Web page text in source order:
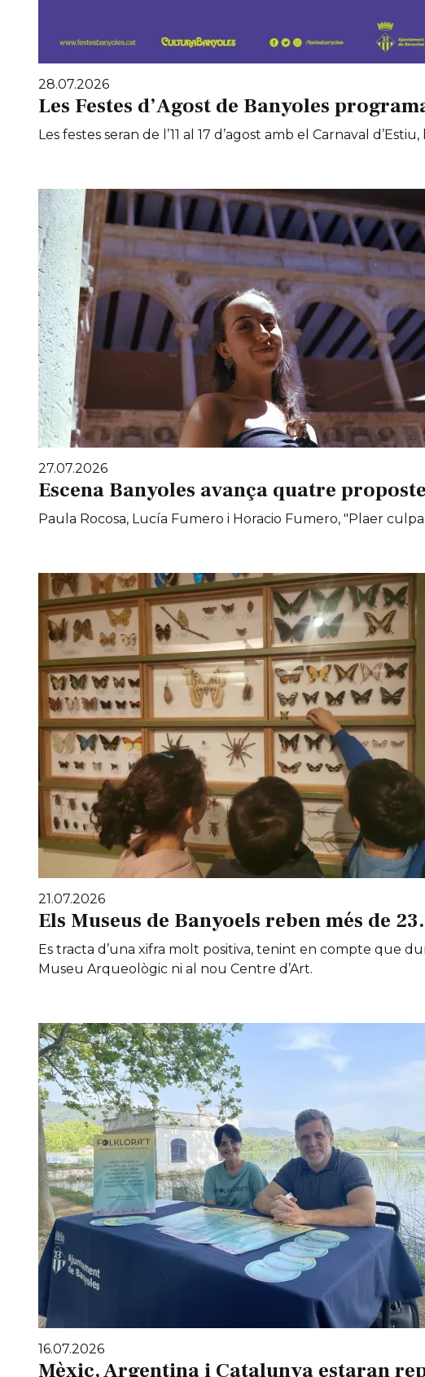
28.07.2026
Les Festes d’Agost de Banyoles
Les festes seran de l’11 al 17 d’agost amb el Carnaval
27.07.2026
Escena Banyoles avança quatre
Paula Rocosa, Lucía Fumero i Horacio Fumero, "Plaer
21.07.2026
Els Museus de Banyoels reben més de
Es tracta d’una xifra molt positiva, tenint en compte que
Museu Arqueològic ni al nou Centre d’Art.
16.07.2026
Mèxic, Argentina i Catalunya estaran